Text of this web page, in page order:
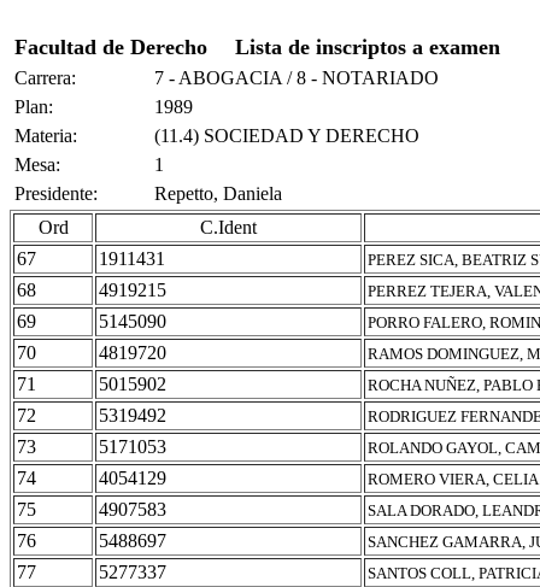
Facultad de Derecho Lista de inscriptos a examen
Carrera:
7 - ABOGACIA / 8 - NOTARIADO
Plan:
1989
Materia:
(11.4) SOCIEDAD Y DERECHO
Mesa:
1
Presidente:
Repetto, Daniela
Ord
C.Ident
67
1911431 PEREZ SICA, BEATRIZ
68 4919215 PERREZ TEJERA,
69 5145090 PORRO FALERO,
70 4819720 RAMOS DOMINGUEZ,
71 5015902 ROCHA NUÑEZ, PABLO
72 5319492 RODRIGUEZ
73 5171053 ROLANDO GAYOL,
74 4054129 ROMERO VIERA, CELIA
75 4907583 SALA DORADO,
76 5488697 SANCHEZ GAMARRA,
77 5277337 SANTOS COLL,